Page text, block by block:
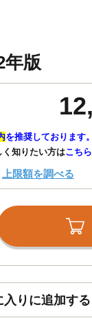
年版
を推奨しております。
く知りたい方はこちら
上限額を調べる
入りに追加する